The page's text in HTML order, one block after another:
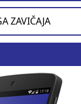
ZAVIČAJA